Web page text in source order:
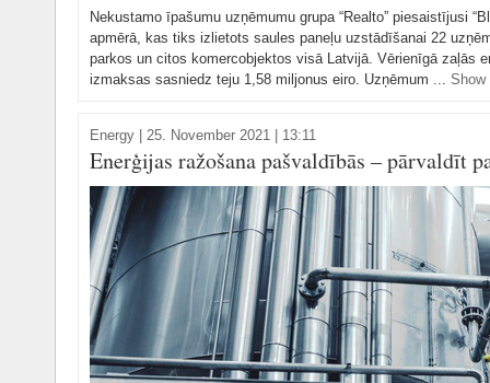
Nekustamo īpašumu uzņēmumu grupa “Realto” piesaistījusi
apmērā, kas tiks izlietots saules paneļu uzstādīšanai 22
parkos un citos komercobjektos visā Latvijā. Vērienīgā zaļās
izmaksas sasniedz teju 1,58 miljonus eiro. Uzņēmum ... Show
Energy 25. November 2021 | 13:11
Enerģijas ražošana pašvaldībās – pārvaldīt